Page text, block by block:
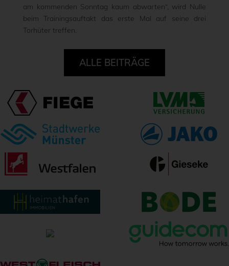
am kommenden Sonntag kaum abwarten“, wird Nulle
beim Trainingsauftakt das erste Mal auf seine drei
Torhüter treffen.
ALLE BEITRÄGE